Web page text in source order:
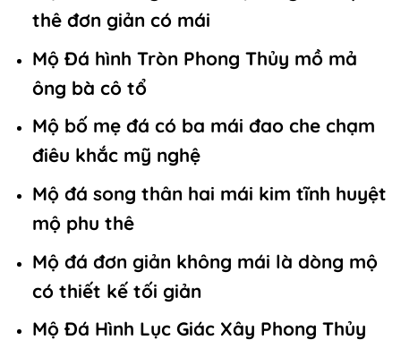
thê đơn giản có mái
Mộ Đá hình Tròn Phong Thủy mồ mả
ông bà cô tổ
Mộ bố mẹ đá có ba mái đao che chạm
điêu khắc mỹ nghệ
Mộ đá song thân hai mái kim tĩnh huyệt
mộ phu thê
Mộ đá đơn giản không mái là dòng mộ
có thiết kế tối giản
Mộ Đá Hình Lục Giác Xây Phong Thủy